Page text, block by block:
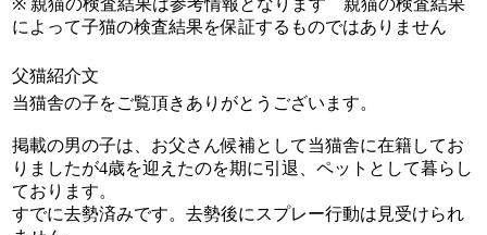
によって子猫の検査結果を保証するものではありません
父猫紹介文
当猫舎の子をご覧頂きありがとうございます。
掲載の男の子は、お父さん候補として当猫舎に在籍してお
りましたが4歳を迎えたのを期に引退、ペットとして暮らし
ております。
すでに去勢済みです。去勢後にスプレー行動は見受けられ